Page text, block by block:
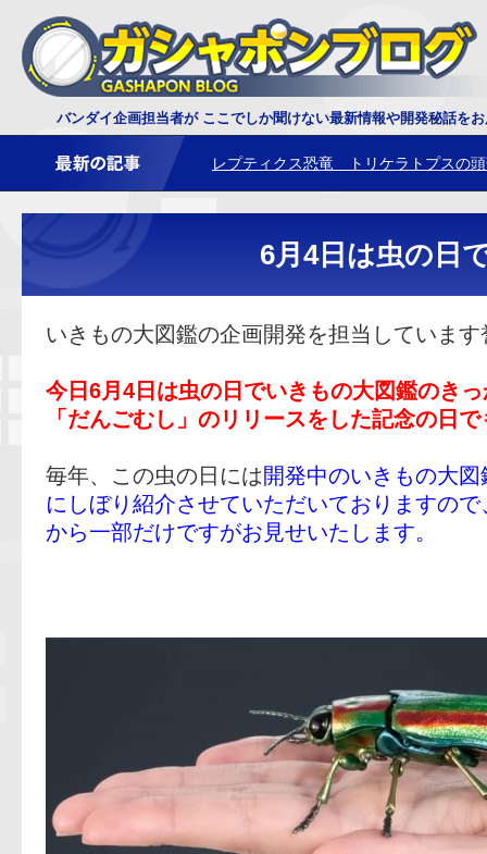
バンダイ企画担当者が ここでしか聞けない最新情報や開発秘話を
ダイオウサソリ 鋏角について
レプティクス恐竜 トリケラトプスの
6月4日は虫の日
いきもの大図鑑の企画開発を担当していま
今日6月4日は虫の日でいきもの大図鑑のき
「だんごむし」のリリースをした記念の日
毎年、この虫の日には開発中のいきもの大
にしぼり紹介させていただいておりますの
から一部だけですがお見せいたします。